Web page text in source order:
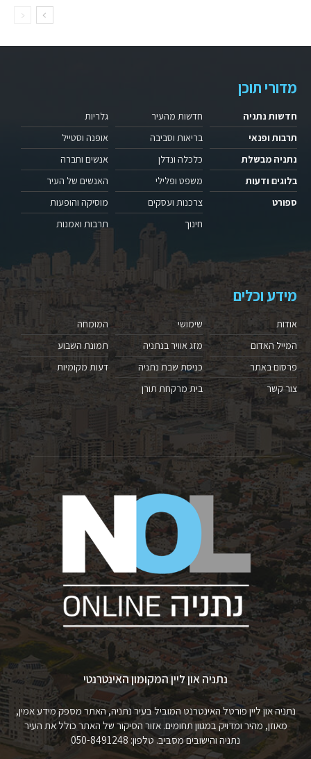
מדורי תוכן
חדשות נתניה
תרבות ופנאי
נתניה מבשלת
בלוגים ודעות
ספורט
חדשות מהעיר
בריאות וסביבה
כלכלה ונדלן
משפט ופלילי
צרכנות ועסקים
חינוך
גלריות
אופנה וסטייל
אנשים וחברה
האנשים של העיר
מוסיקה והופעות
תרבות ואמנות
מידע וכלים
אודות
המייל האדום
פרסום באתר
צור קשר
שימושי
מזג אוויר בנתניה
כניסת שבת נתניה
בית מרקחת תורן
המומחה
תמונת השבוע
דעות מקומיות
נתניה און ליין המקומון האינטרנטי
נתניה און ליין פורטל האינטרנט המוביל בעיר נתניה, האתר מספק מידע אמין,
מאוזן, מהיר ומדויק במגוון תחומים. אזור הסיקור של האתר כולל את העיר
נתניה והישובים מסביב. טלפון: 050-8491248